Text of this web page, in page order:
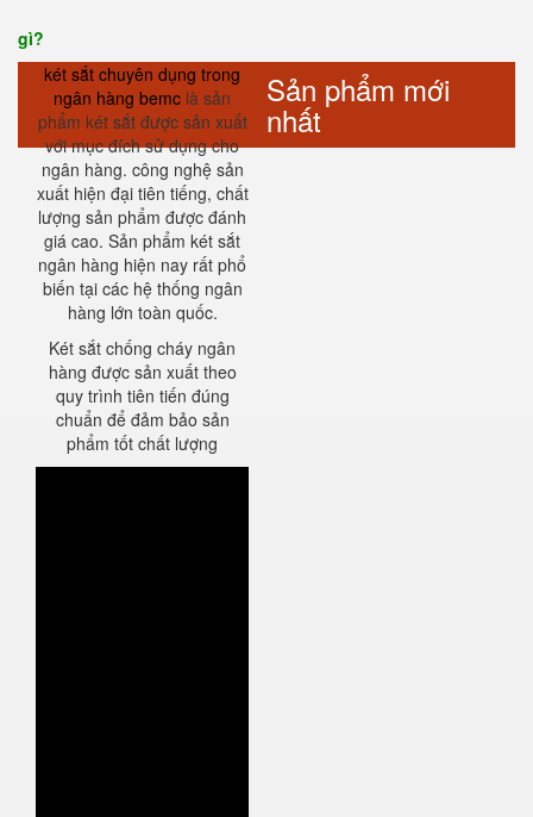
gì?
két sắt chuyên dụng trong
ngân hàng bemc là sản
phẩm két sắt được sản xuất
với mục đích sử dụng cho
ngân hàng. công nghệ sản
xuất hiện đại tiên tiếng, chất
lượng sản phẩm được đánh
giá cao. Sản phẩm két sắt
ngân hàng hiện nay rất phổ
biến tại các hệ thống ngân
hàng lớn toàn quốc.
Két sắt chống cháy ngân
hàng được sản xuất theo
quy trình tiên tiến đúng
chuẩn để đảm bảo sản
phẩm tốt chất lượng
Sản phẩm mới
nhất